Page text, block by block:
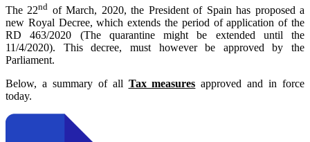
The 22nd of March, 2020, the President of Spain has proposed a
new Royal Decree, which extends the period of application of the
RD 463/2020 (The quarantine might be extended until the
11/4/2020). This decree, must however be approved by the
Parliament.
Below, a summary of all Tax measures approved and in force
today.